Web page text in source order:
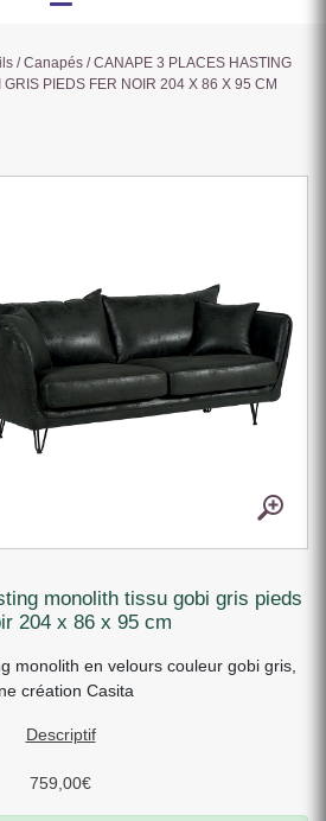
/Canapés / CANAPE 3 PLACES HASTING
GRIS PIEDS FER NOIR 204 X 86 X 95 CM
204 x 86 x 95 cm
monolith en velours couleur gobi gris,
création Casita
Descriptif
759,00€